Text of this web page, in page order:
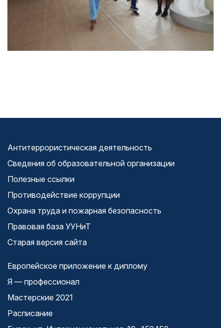
Антитеррористическая деятельность
Сведения об образовательной организации
Полезные ссылки
Противодействие коррупции
Охрана труда и пожарная безопасность
Правовая база УУНиТ
Старая версия сайта
Европейское приложение к диплому
Я — профессионал
Мастерские 2021
Расписание